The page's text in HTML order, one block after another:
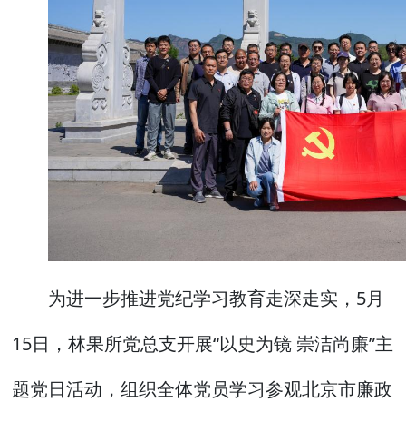
为进一步推进党纪学习教育走深走实，5月
15日，林果所党总支开展“以史为镜 崇洁尚廉”主
题党日活动，组织全体党员学习参观北京市廉政